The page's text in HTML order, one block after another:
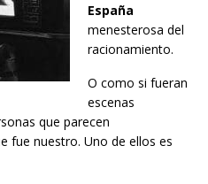
España
menesterosa del
racionamiento.
O como si fueran
escenas
que parecen
fue nuestro. Uno de ellos es